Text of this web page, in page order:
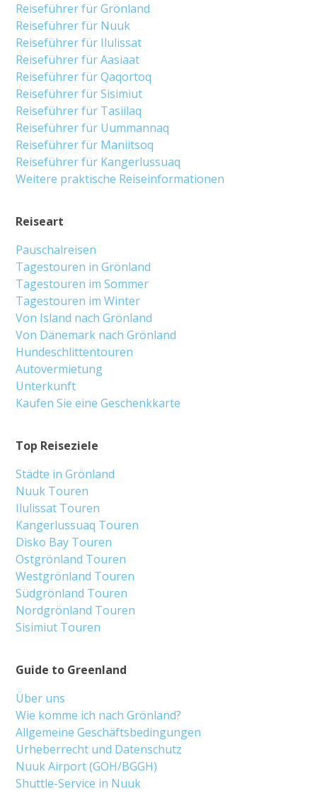
Guide to Greenland
Über uns
Wie komme ich nach Grönland?
Allgemeine Geschäftsbedingungen
Urheberrecht und Datenschutz
Nuuk Airport (GOH/BGGH)
Shuttle-Service in Nuuk
Top Reiseziele
Städte in Grönland
Nuuk Touren
Ilulissat Touren
Kangerlussuaq Touren
Disko Bay Touren
Ostgrönland Touren
Westgrönland Touren
Südgrönland Touren
Nordgrönland Touren
Sisimiut Touren
Reiseart
Pauschalreisen
Tagestouren in Grönland
Tagestouren im Sommer
Tagestouren im Winter
Von Island nach Grönland
Von Dänemark nach Grönland
Hundeschlittentouren
Autovermietung
Unterkunft
Kaufen Sie eine Geschenkkarte
Reiseführer für Grönland
Reiseführer für Nuuk
Reiseführer für Ilulissat
Reiseführer für Aasiaat
Reiseführer für Qaqortoq
Reiseführer für Sisimiut
Reiseführer für Tasiilaq
Reiseführer für Uummannaq
Reiseführer für Maniitsoq
Reiseführer für Kangerlussuaq
Weitere praktische Reiseinformationen